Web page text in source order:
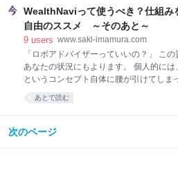
ることができます。 でも、最終的に決断
ばならないのは自分だと分かっている時
なのは、実際に決断を
と思うんだが、コツはあるのか？」と聞
学。物事を分析して推理するんじゃなく
真理から推測するわけ」と答えていまし
会話は最後の方、18：05あたりから。
推測すること」 今村は、人生全てにおい
取るコツはまさにこれだと思っています
し、彼が言うようにある程度の分析も必
は実際に自信が持てなくても自分で納得
WealthNaviって使うべき？仕組み
自由のススメ ～そのあと～
9 users www.saki-imamura.com
「ロボアドバイザーっていいの？」 こ
あなたの状況にもよります。 個人的には
というコンセプト自体に腰が引けてしま
期預金や節約しかしていなかった人、ち
FXとかやったことがあるけれどうまく行
いかなぁと思います。 全く資金運用をし
あとで読む
次のページ